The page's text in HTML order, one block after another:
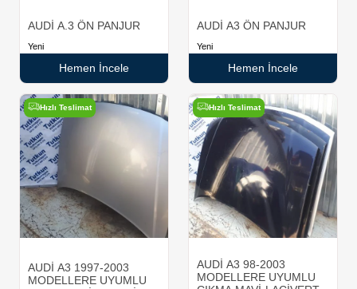
AUDİ A.3 ÖN PANJUR
Yeni
Hemen İncele
AUDİ A3 ÖN PANJUR
Yeni
Hemen İncele
Hızlı Teslimat
AUDİ A3 1997-2003
MODELLERE UYUMLU
Hızlı Teslimat
AUDİ A3 98-2003
MODELLERE UYUMLU